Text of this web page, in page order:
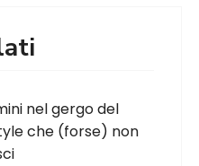
nel gergo del
che (forse) non